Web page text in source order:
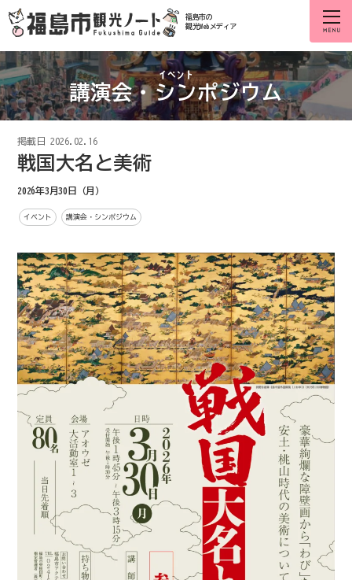
福島市の
観光Webメディア
講演会・シンポジウム
掲載日 2026.02.16
戦国大名と美術
2026年3月30日（月）
イベント 講演会・シンポジウム